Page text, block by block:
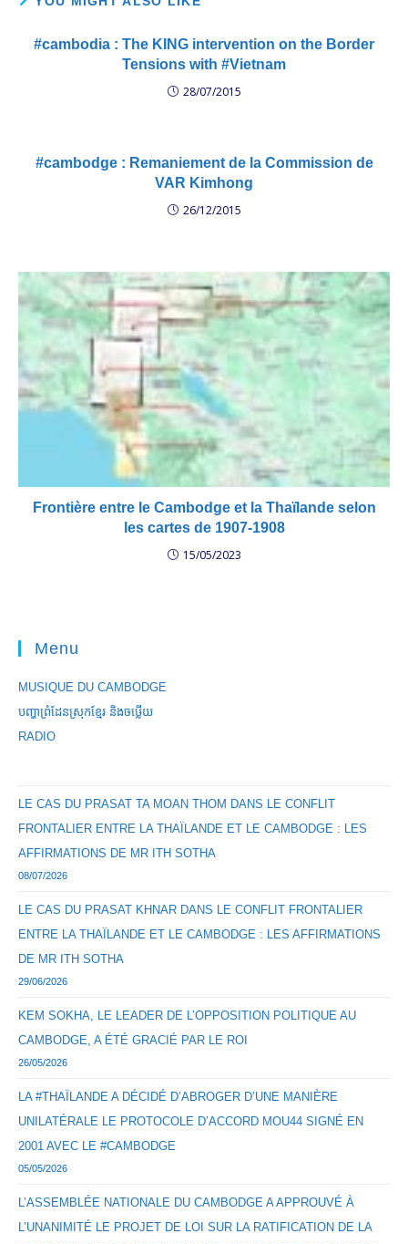
#cambodia : The KING intervention on the Border
Tensions with #Vietnam
28/07/2015
#cambodge : Remaniement de la Commission de
VAR Kimhong
26/12/2015
Frontière entre le Cambodge et la Thaïlande selon
les cartes de 1907-1908
15/05/2023
Menu
MUSIQUE DU CAMBODGE
បញ្ហាព្រំដែនស្រុកខ្មែរ និងចឞ្លើយ
RADIO
LE CAS DU PRASAT TA MOAN THOM DANS LE CONFLIT
FRONTALIER ENTRE LA THAÏLANDE ET LE CAMBODGE : LES
AFFIRMATIONS DE MR ITH SOTHA
08/07/2026
LE CAS DU PRASAT KHNAR DANS LE CONFLIT FRONTALIER
ENTRE LA THAÏLANDE ET LE CAMBODGE : LES AFFIRMATIONS
DE MR ITH SOTHA
29/06/2026
KEM SOKHA, LE LEADER DE L’OPPOSITION POLITIQUE AU
CAMBODGE, A ÉTÉ GRACIÉ PAR LE ROI
26/05/2026
LA #THAÏLANDE A DÉCIDÉ D’ABROGER D’UNE MANIÈRE
UNILATÉRALE LE PROTOCOLE D’ACCORD MOU44 SIGNÉ EN
2001 AVEC LE #CAMBODGE
05/05/2026
L’ASSEMBLÉE NATIONALE DU CAMBODGE A APPROUVÉ À
L’UNANIMITÉ LE PROJET DE LOI SUR LA RATIFICATION DE LA